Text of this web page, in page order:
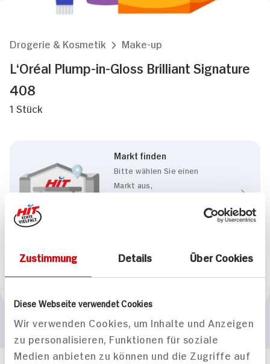
Zustimmung Details Über Cookies
Diese Webseite verwendet Cookies
Wir verwenden Cookies, um Inhalte und Anzeigen
zu personalisieren, Funktionen für soziale
Medien anbieten zu können und die Zugriffe auf
Drogerie & Kosmetik Make-up
L‘Oréal Plump-in-Gloss Brilliant Signature
408
1 Stück
Markt finden
Bitte wählen Sie einen
Markt aus,
Marke